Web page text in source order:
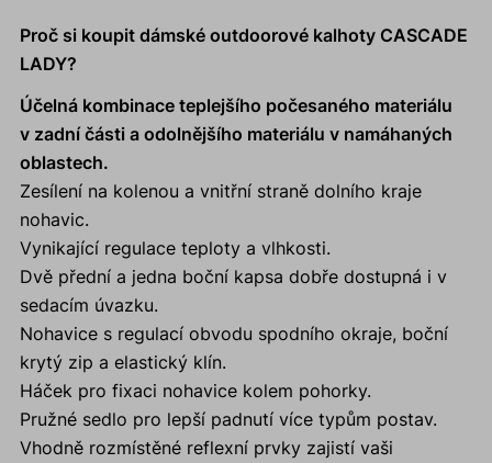
Proč si koupit dámské outdoorové kalhoty CASCADE
LADY?
Účelná kombinace teplejšího počesaného materiálu
v zadní části a odolnějšího materiálu v namáhaných
oblastech.
Zesílení na kolenou a vnitřní straně dolního kraje
nohavic.
Vynikající regulace teploty a vlhkosti.
Dvě přední a jedna boční kapsa dobře dostupná i v
sedacím úvazku.
Nohavice s regulací obvodu spodního okraje, boční
krytý zip a elastický klín.
Háček pro fixaci nohavice kolem pohorky.
Pružné sedlo pro lepší padnutí více typům postav.
Vhodně rozmístěné reflexní prvky zajistí vaši